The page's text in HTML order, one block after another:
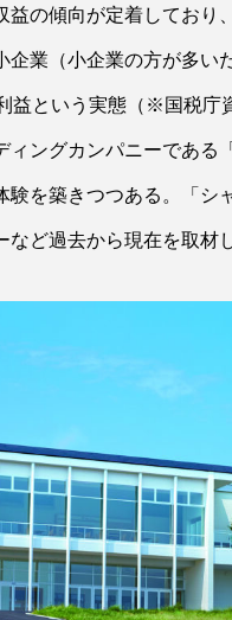
益の傾向が定着しており
企業（小企業の方が多い
益という実態（※国税庁
ィングカンパニーである
験を築きつつある。「シ
ど過去から現在を取材